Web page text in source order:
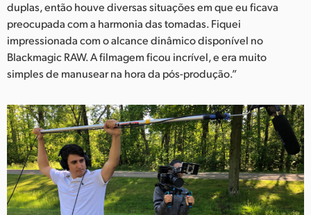
duplas, então houve diversas situações em que eu ficava
preocupada com a harmonia das tomadas. Fiquei
impressionada com o alcance dinâmico disponível no
Blackmagic RAW. A filmagem ficou incrível, e era muito
simples de manusear na hora da pós-produção.”